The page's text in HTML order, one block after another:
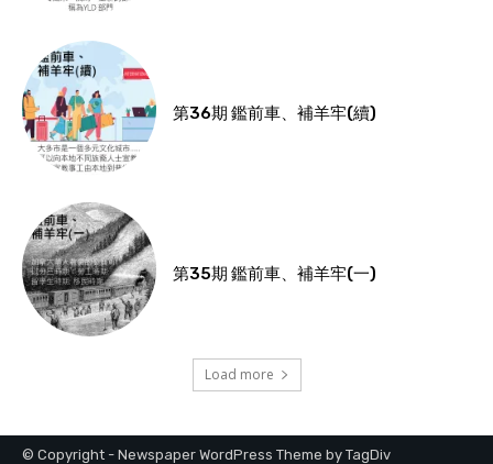
第36期 鑑前車、補羊牢(續)
第35期 鑑前車、補羊牢(一)
Load more
© Copyright - Newspaper WordPress Theme by TagDiv